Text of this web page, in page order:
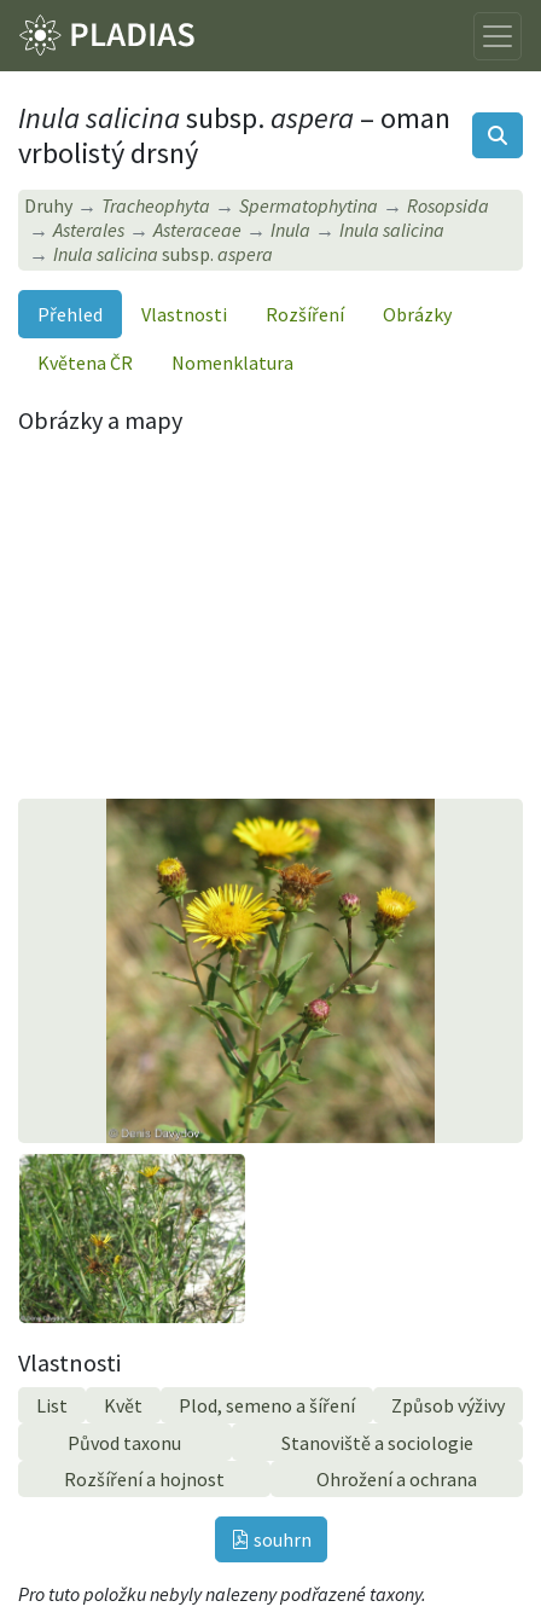
Inula salicinasubsp. aspera– oman
vrbolistý drsný
Druhy Tracheophyta Spermatophytina
Rosopsida
Asterales
Asteraceae Inula
Inula salicina
Inula salicinasubsp. aspera
Přehled Vlastnosti Rozšíření
Obrázky
Květena ČR
Nomenklatura
Obrázky a mapy
Vlastnosti
List Květ Plod, semeno a šíření
Způsob výživy
Původ taxonu
Stanoviště a sociologie
Rozšíření a hojnost
Ohrožení a ochrana
souhrn
Pro tuto položku nebyly nalezeny podřazené taxony.